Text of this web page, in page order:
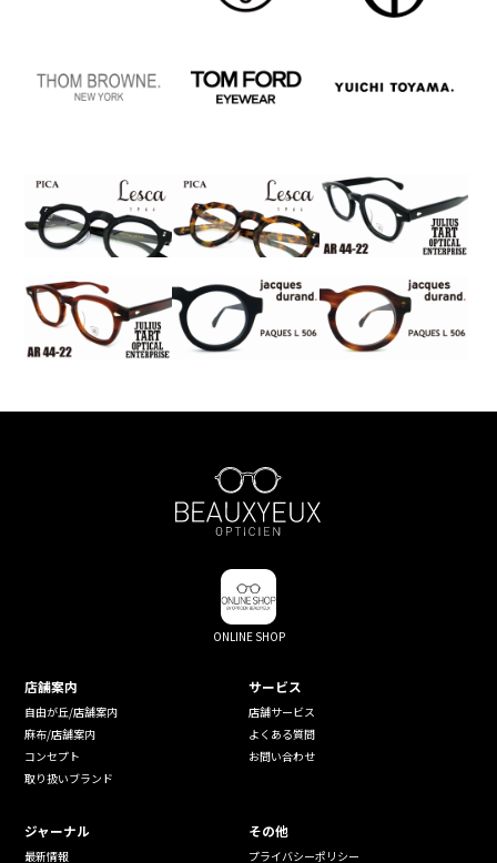
ONLINE SHOP
店舗案内
自由が丘/店舗案内
麻布/店舗案内
コンセプト
取り扱いブランド
サービス
店舗サービス
よくある質問
お問い合わせ
ジャーナル
最新情報
その他
プライバシーポリシー